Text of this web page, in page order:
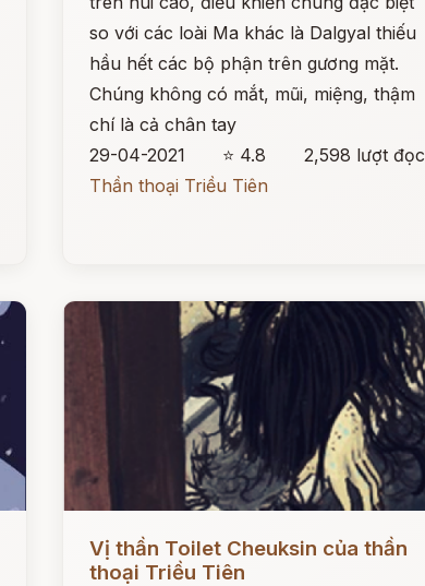
so với các loài Ma khác là Dalgyal thiếu
hầu hết các bộ phận trên gương mặt.
Chúng không có mắt, mũi, miệng, thậm
chí là cả chân tay
29-04-2021
⭐ 4.8
2,598 lượt đọc
Thần thoại Triều Tiên
Đọc ngay
Vị thần Toilet Cheuksin của thần
thoại Triều Tiên